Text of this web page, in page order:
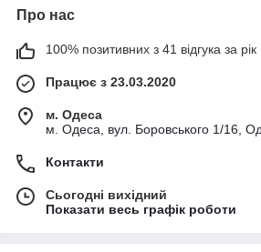
Про нас
100% позитивних з 41 відгука за рік
Працює з 23.03.2020
м. Одеса
м. Одеса, вул. Боровського 1/16,
Контакти
Сьогодні вихідний
Показати весь графік роботи